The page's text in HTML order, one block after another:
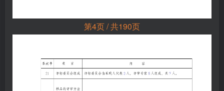
第4页 / 共190页